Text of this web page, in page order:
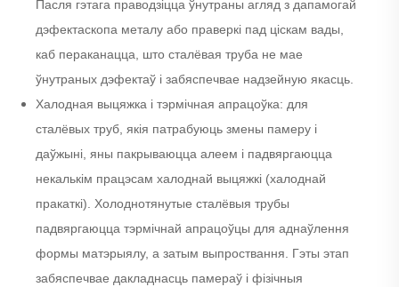
Пасля гэтага праводзіцца ўнутраны агляд з дапамогай
дэфектаскопа металу або праверкі пад ціскам вады,
каб пераканацца, што сталёвая труба не мае
ўнутраных дэфектаў і забяспечвае надзейную якасць.
Халодная выцяжка і тэрмічная апрацоўка: для
сталёвых труб, якія патрабуюць змены памеру і
даўжыні, яны пакрываюцца алеем і падвяргаюцца
некалькім працэсам халоднай выцяжкі (халоднай
пракаткі). Холоднотянутые сталёвыя трубы
падвяргаюцца тэрмічнай апрацоўцы для аднаўлення
формы матэрыялу, а затым выпроствання. Гэты этап
забяспечвае дакладнасць памераў і фізічныя